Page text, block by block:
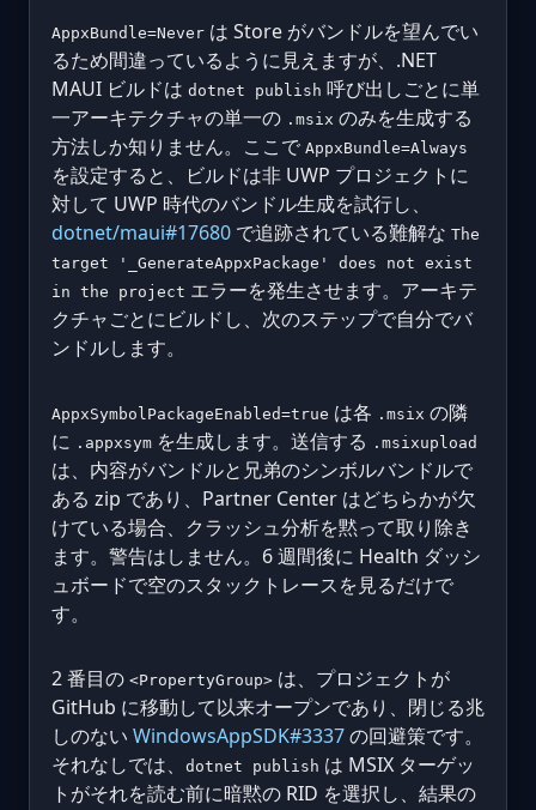
AppxBundle=Never は Store がバンドルを望んでい
るため間違っているように見えますが、.NET
MAUI ビルドは dotnet publish 呼び出しごとに単
一アーキテクチャの単一の .msix のみを生成する
方法しか知りません。ここで AppxBundle=Always
を設定すると、ビルドは非 UWP プロジェクトに
対して UWP 時代のバンドル生成を試行し、
dotnet/maui#17680 で追跡されている難解な The
target '_GenerateAppxPackage' does not exist
in the project エラーを発生させます。アーキテ
クチャごとにビルドし、次のステップで自分でバ
ンドルします。
AppxSymbolPackageEnabled=true は各 .msix の隣
に .appxsym を生成します。送信する .msixupload
は、内容がバンドルと兄弟のシンボルバンドルで
ある zip であり、Partner Center はどちらかが欠
けている場合、クラッシュ分析を黙って取り除き
ます。警告はしません。6 週間後に Health ダッシ
ュボードで空のスタックトレースを見るだけで
す。
2 番目の <PropertyGroup> は、プロジェクトが
GitHub に移動して以来オープンであり、閉じる兆
しのない WindowsAppSDK#3337の回避策です。
それなしでは、
dotnet publish は MSIX ターゲッ
トがそれを読む前に暗黙の RID を選択し、結果の